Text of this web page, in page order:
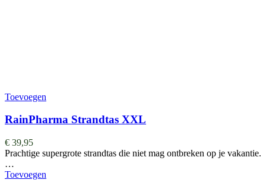
Toevoegen
RainPharma Strandtas XXL
€ 39,95
Prachtige supergrote strandtas die niet mag ontbreken op je vakantie.
…
Toevoegen